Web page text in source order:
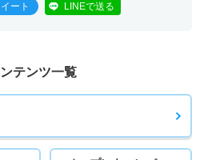
ート LINEで送る
テンツ一覧